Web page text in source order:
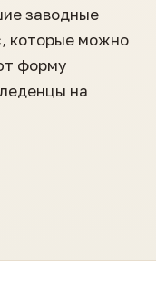
заводные
которые можно
форму
на